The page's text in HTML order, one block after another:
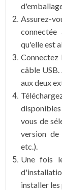
Assurez-
qu'elle est
câble
aux deux
vous de
version de
etc.).
Une fois
installer